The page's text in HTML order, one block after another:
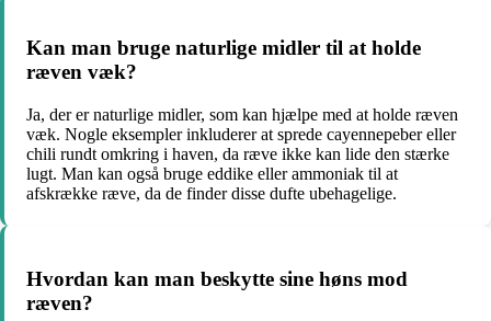
Kan man bruge naturlige midler til at holde
ræven væk?
Ja, der er naturlige midler, som kan hjælpe med at holde ræven
væk. Nogle eksempler inkluderer at sprede cayennepeber eller
chili rundt omkring i haven, da ræve ikke kan lide den stærke
lugt. Man kan også bruge eddike eller ammoniak til at
afskrække ræve, da de finder disse dufte ubehagelige.
Hvordan kan man beskytte sine høns mod
ræven?